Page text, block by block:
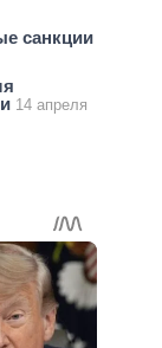
санкции
14 апреля